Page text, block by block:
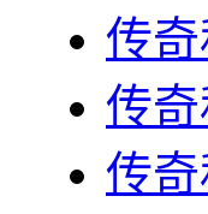
传
传
传